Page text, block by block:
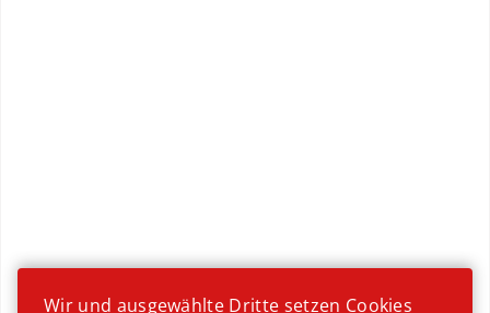
Wir und ausgewählte Dritte setzen Cookies